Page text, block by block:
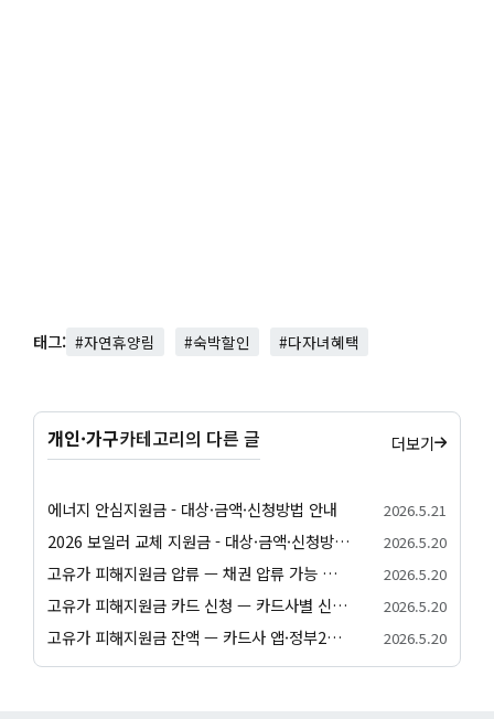
태그: #자연휴양림 #숙박할인 #다자녀혜택
개인·가구카테고리의 다른 글 더보기
에너지 안심지원금 - 대상·금액·신청방법 안내 2026.5.21
2026 보일러 교체 지원금 - 대상·금액·신청방법 안내 2026.5.20
고유가 피해지원금 압류 — 채권 압류 가능 여부와 보호 절차 안내 2026.5.20
고유가 피해지원금 카드 신청 — 카드사별 신청 방법과 발급 절차 안내 2026.5.20
고유가 피해지원금 잔액 — 카드사 앱·정부24·앱별 잔액 조회 방법 2026.5.20